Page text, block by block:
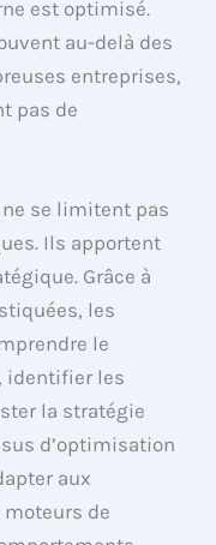
est optimisé.
au-delà des
entreprises,
pas de
ne se limitent pas
Ils apportent
Grâce à
les
le
identifier les
la stratégie
d’optimisation
aux
de